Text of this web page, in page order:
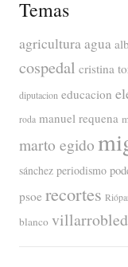
Temas
agriculturaagua
cospedal cristina
diputacion educacion
roda manuel requena
marto egido
sánchez periodismo
psoe recortes
blanco